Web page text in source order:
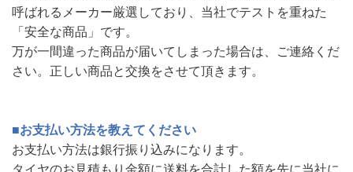
呼ばれるメーカー厳選しており、当社でテストを重ねた
「安全な商品」です。
万が一間違った商品が届いてしまった場合は、ご連絡くだ
さい。正しい商品と交換をさせて頂きます。
■お支払い方法を教えてください
お支払い方法は銀行振り込みになります。
タイヤのお見積もり金額に送料を合計した額を先に当社に